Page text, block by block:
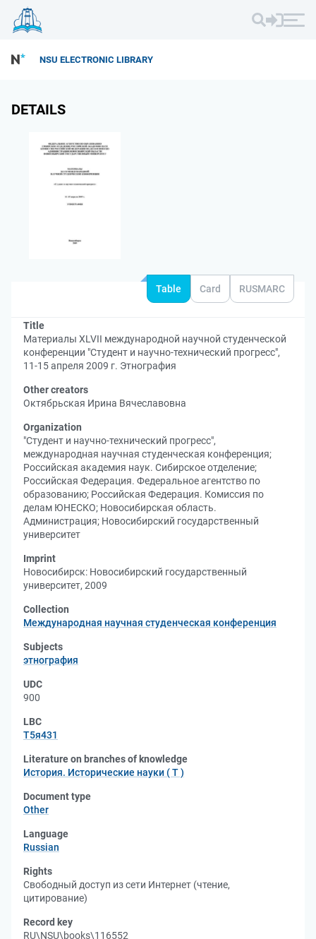
NSU ELECTRONIC LIBRARY
DETAILS
Table Card RUSMARC
Title
Материалы XLVII международной научной студенческой
конференции "Студент и научно-технический прогресс",
11-15 апреля 2009 г. Этнография
Other creators
Октябрьская Ирина Вячеславовна
Organization
"Студент и научно-технический прогресс",
международная научная студенческая конференция;
Российская академия наук. Сибирское отделение;
Российская Федерация. Федеральное агентство по
образованию; Российская Федерация. Комиссия по
делам ЮНЕСКО; Новосибирская область.
Администрация; Новосибирский государственный
университет
Imprint
Новосибирск: Новосибирский государственный
университет, 2009
Collection
Международная научная студенческая конференция
Subjects
этнография
UDC
900
LBC
Т5я431
Literature on branches of knowledge
История. Исторические науки ( Т )
Document type
Other
Language
Russian
Rights
Свободный доступ из сети Интернет (чтение,
цитирование)
Record key
RU\NSU\books\116552